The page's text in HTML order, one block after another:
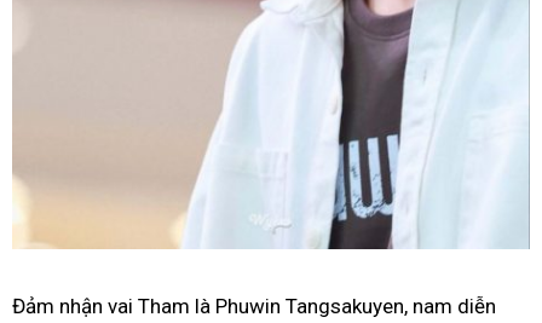
Đảm nhận vai Tham là Phuwin Tangsakuyen, nam diễn